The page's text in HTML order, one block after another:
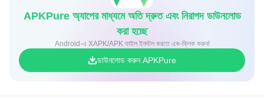
APKPure অ্যাপের মাধ্যমে অতি দ্রুত এবং নিরাপদ ডাউনলোড
করা হচ্ছে
Android-এ XAPK/APK ফাইল ইনস্টল করতে এক-ক্লিক করুন!
ডাউনলোড করুন APKPure